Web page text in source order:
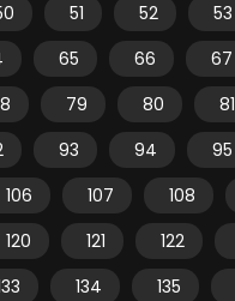
51 52 53
65 66 67
79 80 81
93 94 95
106 107 108
120 121 122
134 135